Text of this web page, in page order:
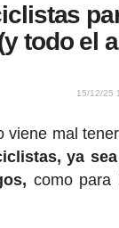
todo el
15/12/25
viene mal tener
ya
como para